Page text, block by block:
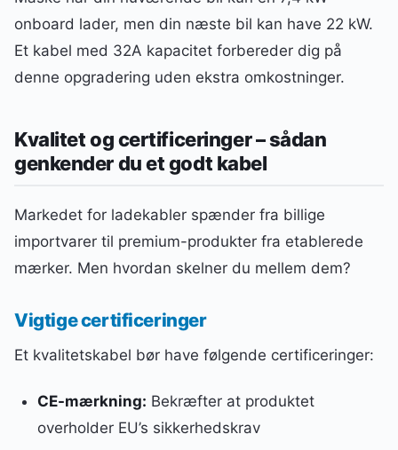
onboard lader, men din næste bil kan have 22 kW.
Et kabel med 32A kapacitet forbereder dig på
denne opgradering uden ekstra omkostninger.
Kvalitet og certificeringer – sådan
genkender du et godt kabel
Markedet for ladekabler spænder fra billige
importvarer til premium-produkter fra etablerede
mærker. Men hvordan skelner du mellem dem?
Vigtige certificeringer
Et kvalitetskabel bør have følgende certificeringer:
CE-mærkning: Bekræfter at produktet
overholder EU’s sikkerhedskrav